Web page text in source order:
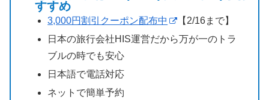
すすめ
3,000円割引クーポン配布中
【2/16まで】
日本の旅行会社HIS運営だから万が一のトラ
ブルの時でも安心
日本語で電話対応
ネットで簡単予約